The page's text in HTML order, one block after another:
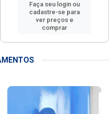
Faça seu login ou
cadastre-se para
ver preços e
comprar